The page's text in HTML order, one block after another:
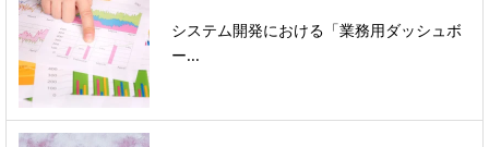
システム開発における「業務用ダッシュボ
ー...